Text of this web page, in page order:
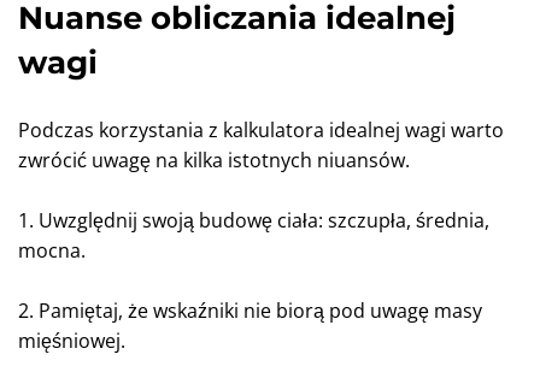
Nuanse obliczania idealnej
wagi
Podczas korzystania z kalkulatora idealnej wagi warto
zwrócić uwagę na kilka istotnych niuansów.
1. Uwzględnij swoją budowę ciała: szczupła, średnia,
mocna.
2. Pamiętaj, że wskaźniki nie biorą pod uwagę masy
mięśniowej.